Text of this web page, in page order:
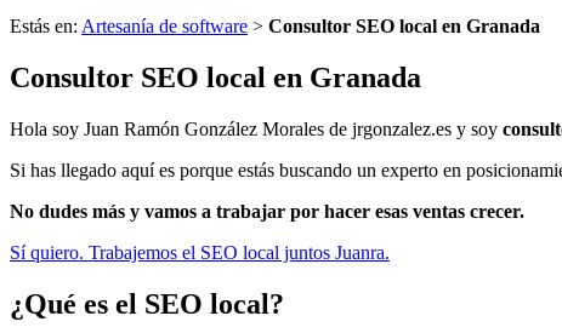
Estás en: Artesanía de software > Consultor SEO local en Granada
Consultor SEO local en Granada
Hola soy Juan Ramón González Morales de jrgonzalez.es y soy
Si has llegado aquí es porque estás buscando un experto en
No dudes más y vamos a trabajar por hacer esas ventas crecer.
Sí quiero. Trabajemos el SEO local juntos Juanra.
¿Qué es el SEO local?